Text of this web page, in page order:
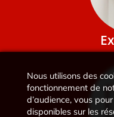
Nous utilisons des
fonctionnement de
d’audience, vous
disponibles sur les